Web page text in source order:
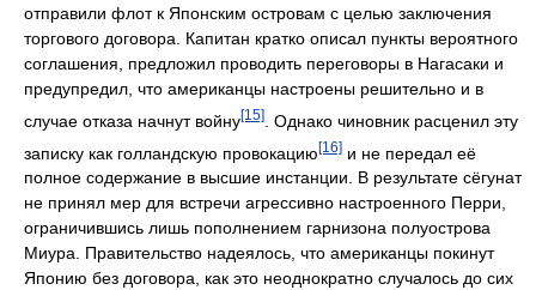
отправили флот к Японским островам с целью заключения
торгового договора. Капитан кратко описал пункты вероятного
соглашения, предложил проводить переговоры в Нагасаки и
предупредил, что американцы настроены решительно и в
случае отказа начнут войну[15]
. Однако чиновник расценил эту
записку как голландскую провокацию[16] и не передал её
полное содержание в высшие инстанции. В результате сёгунат
не принял мер для встречи агрессивно настроенного Перри,
ограничившись лишь пополнением гарнизона полуострова
Миура. Правительство надеялось, что американцы покинут
Японию без договора, как это неоднократно случалось до сих